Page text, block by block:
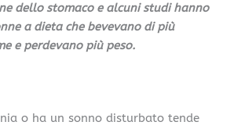
dello stomaco e alcuni studi hanno
a dieta che bevevano di più
e perdevano più peso.
o ha un sonno disturbato tende